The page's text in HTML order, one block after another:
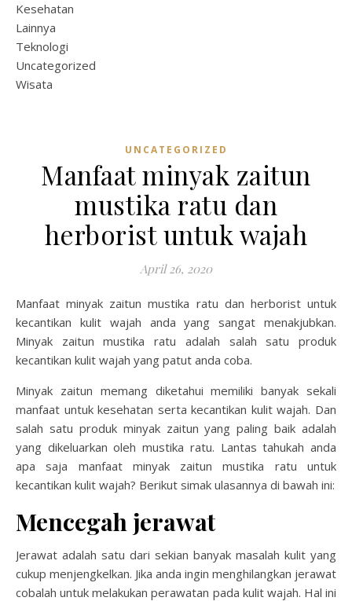
Kesehatan
Lainnya
Teknologi
Uncategorized
Wisata
UNCATEGORIZED
Manfaat minyak zaitun
mustika ratu dan
herborist untuk wajah
April 26, 2020
Manfaat minyak zaitun mustika ratu dan herborist untuk
kecantikan kulit wajah anda yang sangat menakjubkan.
Minyak zaitun mustika ratu adalah salah satu produk
kecantikan kulit wajah yang patut anda coba.
Minyak zaitun memang diketahui memiliki banyak sekali
manfaat untuk kesehatan serta kecantikan kulit wajah. Dan
salah satu produk minyak zaitun yang paling baik adalah
yang dikeluarkan oleh mustika ratu. Lantas tahukah anda
apa saja manfaat minyak zaitun mustika ratu untuk
kecantikan kulit wajah? Berikut simak ulasannya di bawah ini:
Mencegah jerawat
Jerawat adalah satu dari sekian banyak masalah kulit yang
cukup menjengkelkan. Jika anda ingin menghilangkan jerawat
cobalah untuk melakukan perawatan pada kulit wajah. Hal ini